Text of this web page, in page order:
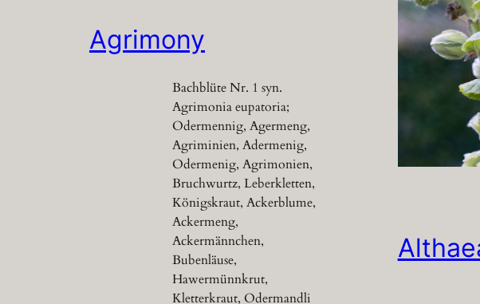
Agrimony
Bachblüte Nr. 1 syn.
Agrimonia eupatoria;
Odermennig, Agermeng,
Agriminien, Adermenig,
Odermenig, Agrimonien,
Bruchwurtz, Leberkletten,
Königskraut, Ackerblume,
Ackermeng,
Ackermännchen,
Bubenläuse,
Hawermünnkrut,
Kletterkraut, Odermandli